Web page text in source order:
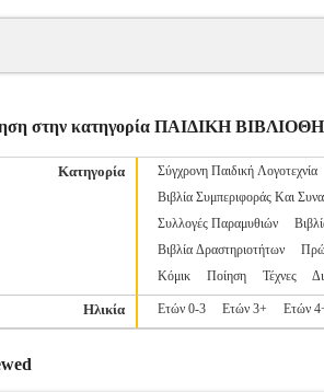
στην κατηγορία ΠΑΙΔΙΚΗ
Κατηγορία Σύγχρονη Παιδική Λογοτεχνία
Βιβλία Συμπεριφοράς Και
Συλλογές Παραμυθιών
Βιβλία Δραστηριοτήτων
Κόμικ
Ποίηση Τέχνες
Ηλικία Ετών 0-3 Ετών 3+ Ετών